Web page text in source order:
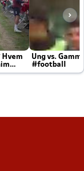
Hvem
Ung vs.
#football